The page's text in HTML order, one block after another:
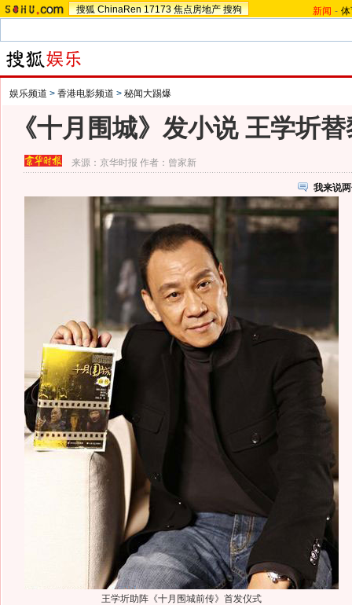
搜狐 ChinaRen 17173 焦点房地产 搜狗 新闻 -
娱乐频道 > 香港电影频道 > 秘闻大踢爆
《十月围城》发小说 王学圻
来源：京华时报 作者：曾家新
我来说
王学圻助阵《十月围城前传》首发仪式